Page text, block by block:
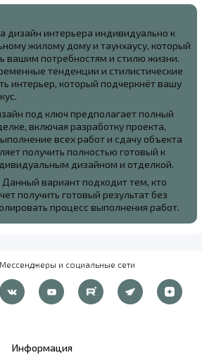
дизайн интерьера индивидуально к
жилому дому и таунхаусу, который
вашим потребностям и стилю жизни.
тенденции и стилистические
интерьер, который подчеркнёт вашу
под ключ предполагает полный
включая разработку проекта,
всех работ и сдачу объекта
получить полностью готовый к
дизайном и отделкой.
вариант подходит тем, кто
получить готовый результат без
процесс выполнения работ.
Мессенджеры и социальные сети
Информация